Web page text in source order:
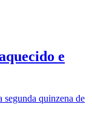
e
quinzena de